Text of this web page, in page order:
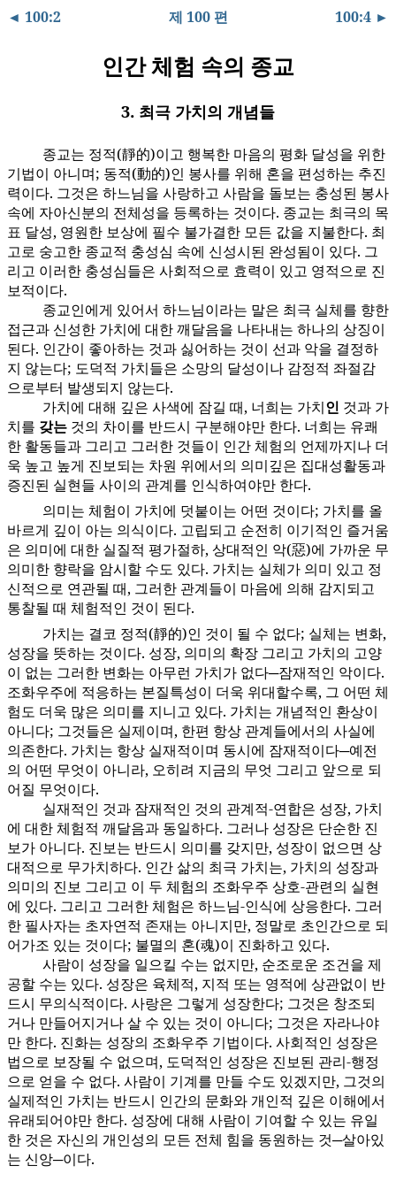
◄ 100:2 제 100 편 100:4 ►
인간 체험 속의 종교
3. 최극 가치의 개념들
종교는 정적(靜的)이고 행복한 마음의 평화 달성을 위한
기법이 아니며; 동적(動的)인 봉사를 위해 혼을 편성하는 추진
력이다. 그것은 하느님을 사랑하고 사람을 돌보는 충성된 봉사
속에 자아신분의 전체성을 등록하는 것이다. 종교는 최극의 목
표 달성, 영원한 보상에 필수 불가결한 모든 값을 지불한다. 최
고로 숭고한 종교적 충성심 속에 신성시된 완성됨이 있다. 그
리고 이러한 충성심들은 사회적으로 효력이 있고 영적으로 진
보적이다.
종교인에게 있어서 하느님이라는 말은 최극 실체를 향한
접근과 신성한 가치에 대한 깨달음을 나타내는 하나의 상징이
된다. 인간이 좋아하는 것과 싫어하는 것이 선과 악을 결정하
지 않는다; 도덕적 가치들은 소망의 달성이나 감정적 좌절감
으로부터 발생되지 않는다.
가치에 대해 깊은 사색에 잠길 때, 너희는 가치인 것과 가
치를 갖는 것의 차이를 반드시 구분해야만 한다. 너희는 유쾌
한 활동들과 그리고 그러한 것들이 인간 체험의 언제까지나 더
욱 높고 높게 진보되는 차원 위에서의 의미깊은 집대성활동과
증진된 실현들 사이의 관계를 인식하여야만 한다.
의미는 체험이 가치에 덧붙이는 어떤 것이다; 가치를 올
바르게 깊이 아는 의식이다. 고립되고 순전히 이기적인 즐거움
은 의미에 대한 실질적 평가절하, 상대적인 악(惡)에 가까운 무
의미한 향락을 암시할 수도 있다. 가치는 실체가 의미 있고 정
신적으로 연관될 때, 그러한 관계들이 마음에 의해 감지되고
통찰될 때 체험적인 것이 된다.
가치는 결코 정적(靜的)인 것이 될 수 없다; 실체는 변화,
성장을 뜻하는 것이다. 성장, 의미의 확장 그리고 가치의 고양
이 없는 그러한 변화는 아무런 가치가 없다─잠재적인 악이다.
조화우주에 적응하는 본질특성이 더욱 위대할수록, 그 어떤 체
험도 더욱 많은 의미를 지니고 있다. 가치는 개념적인 환상이
아니다; 그것들은 실제이며, 한편 항상 관계들에서의 사실에
의존한다. 가치는 항상 실재적이며 동시에 잠재적이다─예전
의 어떤 무엇이 아니라, 오히려 지금의 무엇 그리고 앞으로 되
어질 무엇이다.
실재적인 것과 잠재적인 것의 관계적-연합은 성장, 가치
에 대한 체험적 깨달음과 동일하다. 그러나 성장은 단순한 진
보가 아니다. 진보는 반드시 의미를 갖지만, 성장이 없으면 상
대적으로 무가치하다. 인간 삶의 최극 가치는, 가치의 성장과
의미의 진보 그리고 이 두 체험의 조화우주 상호-관련의 실현
에 있다. 그리고 그러한 체험은 하느님-인식에 상응한다. 그러
한 필사자는 초자연적 존재는 아니지만, 정말로 초인간으로 되
어가조 있는 것이다; 불멸의 혼(魂)이 진화하고 있다.
사람이 성장을 일으킬 수는 없지만, 순조로운 조건을 제
공할 수는 있다. 성장은 육체적, 지적 또는 영적에 상관없이 반
드시 무의식적이다. 사랑은 그렇게 성장한다; 그것은 창조되
거나 만들어지거나 살 수 있는 것이 아니다; 그것은 자라나야
만 한다. 진화는 성장의 조화우주 기법이다. 사회적인 성장은
법으로 보장될 수 없으며, 도덕적인 성장은 진보된 관리-행정
으로 얻을 수 없다. 사람이 기계를 만들 수도 있겠지만, 그것의
실제적인 가치는 반드시 인간의 문화와 개인적 깊은 이해에서
유래되어야만 한다. 성장에 대해 사람이 기여할 수 있는 유일
한 것은 자신의 개인성의 모든 전체 힘을 동원하는 것─살아있
는 신앙─이다.